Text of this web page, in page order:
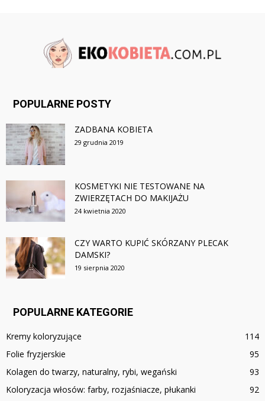
POPULARNE POSTY
ZADBANA KOBIETA
29 grudnia 2019
KOSMETYKI NIE TESTOWANE NA
ZWIERZĘTACH DO MAKIJAŻU
24 kwietnia 2020
CZY WARTO KUPIĆ SKÓRZANY PLECAK
DAMSKI?
19 sierpnia 2020
POPULARNE KATEGORIE
Kremy koloryzujące
114
Folie fryzjerskie
95
Kolagen do twarzy, naturalny, rybi, wegański
93
Koloryzacja włosów: farby, rozjaśniacze, płukanki
92